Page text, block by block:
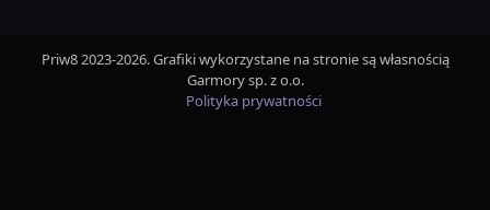
Priw8 2023-2026. Grafiki wykorzystane na stronie są własnością
Garmory sp. z o.o.
Polityka prywatności